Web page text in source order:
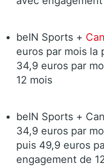
beIN Sports +
euros par mois la
34,9 euros par
12 mois
beIN Sports +
34,9 euros par
puis 49,9 euros
engagement de